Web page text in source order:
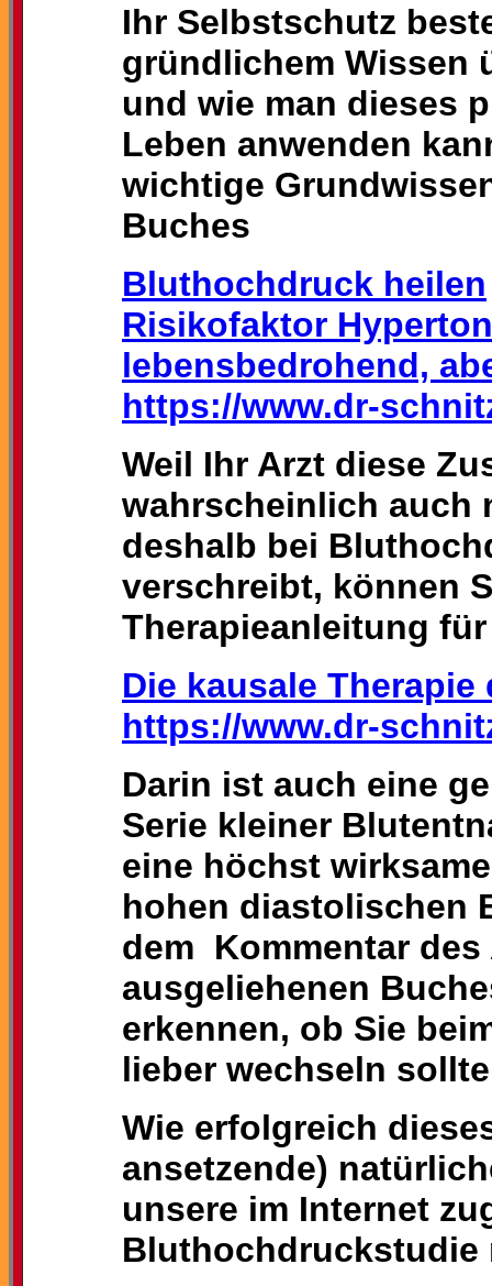
Ihr Selbstschutz
gründlichem Wissen
und wie man dieses
Leben anwenden
wichtige
Buches
Bluthochdruck heilen
Risikofaktor
lebensbedrohend,
https://www.dr-
Weil Ihr Arzt diese
wahrscheinlich auch
deshalb bei
verschreibt, können
Therapieanleitung
Die kausale
https://www.dr-
Darin ist auch eine
Serie kleiner
eine höchst
hohen diastolischen
dem Kommentar
ausgeliehenen
erkennen, ob Sie
lieber wechseln
Wie erfolgreich
ansetzende)
unsere im Internet
Bluthochdruckstudie